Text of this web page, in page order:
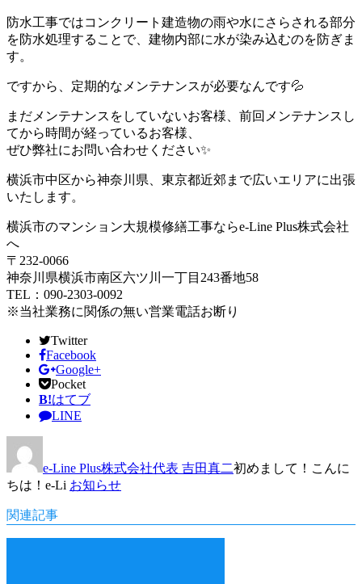
防水工事ではコンクリート建造物の雨や水にさらされる部分
を防水処理することで、建物内部に水が染み込むのを防ぎま
す。
ですから、定期的なメンテナンスが必要なんです💦
まだメンテナンスをしていないお客様、前回メンテナンスし
てから時間が経っているお客様、
ぜひ弊社にお問い合わせください✨
横浜市中区から神奈川県、東京都近郊まで広いエリアに出張
いたします。
横浜市のマンション大規模修繕工事ならe-Line Plus株式会社
へ
〒232-0066
神奈川県横浜市南区六ツ川一丁目243番地58
TEL：090-2303-0092
※当社業務に関係の無い営業電話お断り
Twitter
Facebook
Google+
Pocket
B!はてブ
LINE
e-Line Plus株式会社代表 吉田真二初めまして！こんに
ちは！e-Li お知らせ
関連記事